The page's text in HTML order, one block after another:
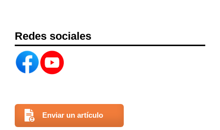
Redes sociales
Enviar un artículo